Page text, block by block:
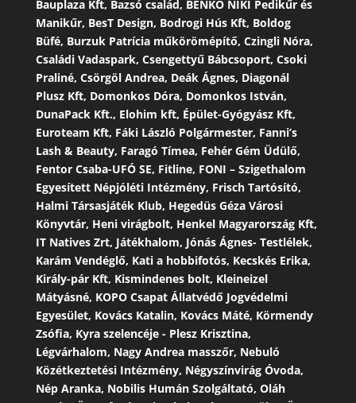
Bauplaza Kft, Bazsó család, BENKŐ NIKI Pedikűr és
Manikűr, BesT Design, Bodrogi Hús Kft, Boldog
Büfé, Burzuk Patrícia műkörömépítő, Czingli Nóra,
Családi Vadaspark, Csengettyű Bábcsoport, Csoki
Praliné, Csörgöl Andrea, Deák Ágnes, Diagonál
Plusz Kft, Domonkos Dóra, Domonkos István,
DunaPack Kft., Elohim kft, Épület-Gyógyász Kft,
Euroteam Kft, Fáki László Polgármester, Fanni’s
Lash & Beauty, Faragó Tímea, Fehér Gém Üdülő,
Fentor Csaba-UFÓ SE, Fitline, FONI – Szigethalom
Egyesített Népjóléti Intézmény, Frisch Tartósító,
Halmi Társasjáték Klub, Hegedüs Géza Városi
Könyvtár, Heni virágbolt, Henkel Magyarország Kft,
IT Natives Zrt, Játékhalom, Jónás Ágnes- Testlélek,
Karám Vendéglő, Kati a hobbifotós, Kecskés Erika,
Király-pár Kft, Kismindenes bolt, Kleineizel
Mátyásné, KOPO Csapat Állatvédő Jogvédelmi
Egyesület, Kovács Katalin, Kovács Máté, Körmendy
Zsófia, Kyra szelencéje - Plesz Krisztina,
Légvárhalom, Nagy Andrea masszőr, Nebuló
Közétkeztetési Intézmény, Négyszínvirág Óvoda,
Nép Aranka, Nobilis Humán Szolgáltató, Oláh